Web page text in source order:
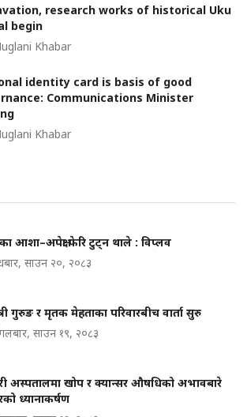
research works of historical Uku
begin
Khabar
identity card is basis of good
Communications Minister
Khabar
आशा–अपेक्षा फेरि टुट्न थाले : विप्लव
साउन २०, २०८३
गुरुङ र मृतक मेहताका परिवारबीच वार्ता सुरु
साउन १९, २०८३
अस्पतालमा खोप र क्यान्सर औषधिको अभावबारे
ध्यानाकर्षण